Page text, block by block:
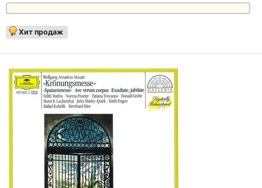
Хит продаж